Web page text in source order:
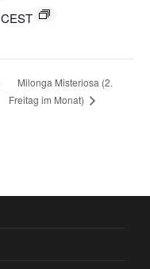
CEST
Milonga Misteriosa (2.
Freitag im Monat)